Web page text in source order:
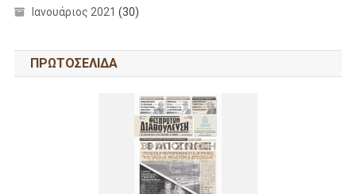
Ιανουάριος 2021 (30)
ΠΡΩΤΟΣΕΛΙΔΑ